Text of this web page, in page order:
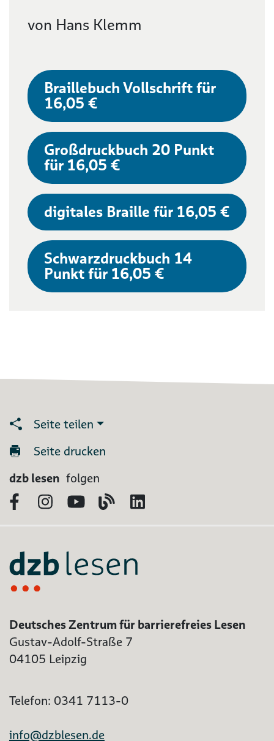
von Hans Klemm
Braillebuch Vollschrift für
16,05 €
Großdruckbuch 20 Punkt
für 16,05 €
digitales Braille für 16,05 €
Schwarzdruckbuch 14
Punkt für 16,05 €
Seite teilen
Seite drucken
dzb lesen folgen
FacebookInstagram
YouTubeBlog
Deutsches Zentrum für barrierefreies Lesen
Gustav-Adolf-Straße 7
04105 Leipzig
Telefon: 0341 7113-0
info@dzblesen.de